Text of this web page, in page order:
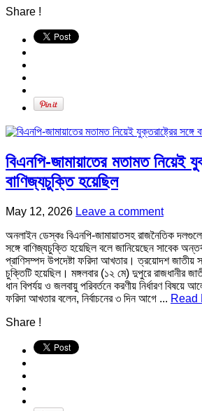
Share !
বিএনপি-জামায়াতের মতামত নিয়েই
বাণিজ্যচুক্তি হয়েছিল
May 12, 2026 Leave a comment
অনলাইন ডেস্কঃ বিএনপি-জামায়াতসহ রাজনৈতিক
সঙ্গে বাণিজ্যচুক্তি হয়েছিল বলে জানিয়েছেন সাবেক
প্রাণিসম্পদ উপদেষ্টা ফরিদা আখতার। ত্রয়োদশ জাতীয়
চুক্তিটি হয়েছিল। মঙ্গলবার (১২ মে) দুপুরে রাজধানীর
ধান বিপর্যয় ও জলবায়ু পরিবর্তনে করণীয় নির্ধারণ বিষয়ে
ফরিদা আখতার বলেন, নির্বাচনের ৩ দিন আগে ... Read
Share !